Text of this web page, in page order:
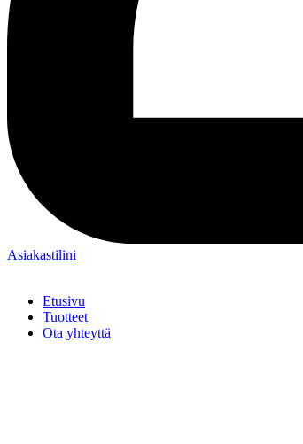
Asiakastilini
Etusivu
Tuotteet
Ota yhteyttä